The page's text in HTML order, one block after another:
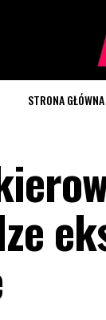
STRONA GŁÓWNA